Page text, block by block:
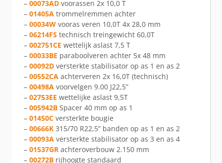
– 00073AD voorassen 2x 10,0 T
– 01405A trommelremmen achter
– 00034W vooras veren 10,0T 4x 28,0 mm
– 06214FS technisch treingewicht 60,0T
– 002751CE wettelijk aslast 7,5 T
– 00033BE paraboolveren achter 5x 48 mm
– 00092D versterkte stabilisator op as 1 en as 2
– 00552CA achterveren 2x 16,0T (technisch)
– 00498A voorvelgen 9.00 J22,5”
– 02753EE wettelijke aslast 9,5T
– 005942B Spacer 40 mm op as 1
– 01450C versterkte bougie
– 00666K 315/70 R22,5” banden op as 1 en as 2
– 00093A versterkte stabilisator op as 3 en as 4
– 01537GR achteroverbouw 2.150 mm
– 00272B rijhoogte standaard